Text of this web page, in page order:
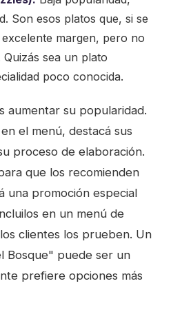
Son esos platos que, si se
margen, pero no
sea un plato
poco conocida.
aumentar su popularidad.
el menú, destacá sus
proceso de elaboración.
que los recomienden
una promoción especial
en un menú de
clientes los prueben. Un
Bosque" puede ser un
prefiere opciones más